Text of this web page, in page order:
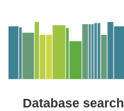
Database search